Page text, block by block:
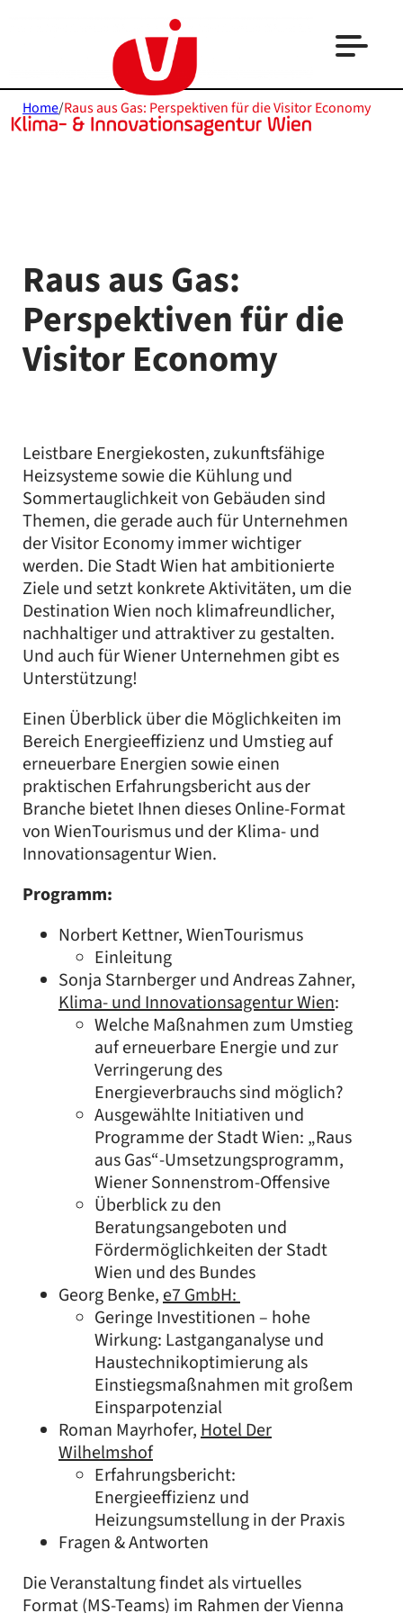
Home/Raus aus Gas: Perspektiven für die Visitor Economy
Raus aus Gas:
Perspektiven für die
Visitor Economy
Leistbare Energiekosten, zukunftsfähige
Heizsysteme sowie die Kühlung und
Sommertauglichkeit von Gebäuden sind
Themen, die gerade auch für Unternehmen
der Visitor Economy immer wichtiger
werden. Die Stadt Wien hat ambitionierte
Ziele und setzt konkrete Aktivitäten, um die
Destination Wien noch klimafreundlicher,
nachhaltiger und attraktiver zu gestalten.
Und auch für Wiener Unternehmen gibt es
Unterstützung!
Einen Überblick über die Möglichkeiten im
Bereich Energieeffizienz und Umstieg auf
erneuerbare Energien sowie einen
praktischen Erfahrungsbericht aus der
Branche bietet Ihnen dieses Online-Format
von WienTourismus und der Klima- und
Innovationsagentur Wien.
Programm:
Norbert Kettner, WienTourismus
Einleitung
Sonja Starnberger und Andreas Zahner,
Klima- und Innovationsagentur Wien:
Welche Maßnahmen zum Umstieg
auf erneuerbare Energie und zur
Verringerung des
Energieverbrauchs sind möglich?
Ausgewählte Initiativen und
Programme der Stadt Wien: „Raus
aus Gas“-Umsetzungsprogramm,
Wiener Sonnenstrom-Offensive
Überblick zu den
Beratungsangeboten und
Fördermöglichkeiten der Stadt
Wien und des Bundes
Georg Benke,e7 GmbH:
Geringe Investitionen – hohe
Wirkung: Lastganganalyse und
Haustechnikoptimierung als
Einstiegsmaßnahmen mit großem
Einsparpotenzial
Roman Mayrhofer,Hotel Der
Wilhelmshof
Erfahrungsbericht:
Energieeffizienz und
Heizungsumstellung in der Praxis
Fragen & Antworten
Die Veranstaltung findet als virtuelles
Format (MS-Teams) im Rahmen der Vienna